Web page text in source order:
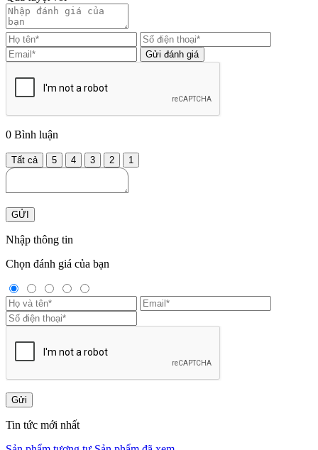
Gửi đánh giá
0 Bình luận
Tất cả 5 4 3 2 1
GỬI
Nhập thông tin
Chọn đánh giá của bạn
Gửi
Tin tức mới nhất